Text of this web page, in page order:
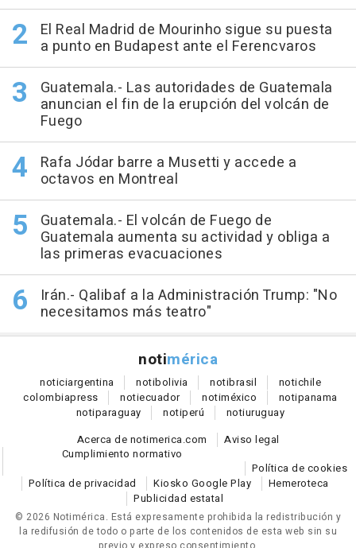
El Real Madrid de Mourinho sigue su puesta
a punto en Budapest ante el Ferencvaros
Guatemala.- Las autoridades de Guatemala
anuncian el fin de la erupción del volcán de
Fuego
Rafa Jódar barre a Musetti y accede a
octavos en Montreal
Guatemala.- El volcán de Fuego de
Guatemala aumenta su actividad y obliga a
las primeras evacuaciones
Irán.- Qalibaf a la Administración Trump: "No
necesitamos más teatro"
notimérica
noticiargentina notibolivia notibrasil notichile
colombiapress notiecuador notiméxico notipanama
notiparaguay notiperú notiuruguay
Acerca de notimerica.com
Aviso legal
Cumplimiento normativo
Política de cookies
Política de privacidad
Kiosko Google Play
Hemeroteca
Publicidad estatal
© 2026 Notimérica. Está expresamente prohibida la redistribución y
la redifusión de todo o parte de los contenidos de esta web sin su